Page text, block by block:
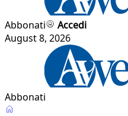
Abbonati
Accedi
August 8, 2026
Abbonati